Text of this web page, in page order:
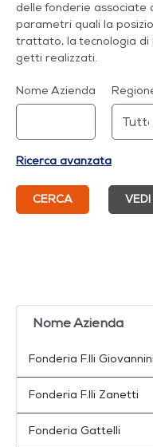
delle fonderie associate
parametri quali la
trattato, la tecnologia di
getti realizzati.
Nome Azienda
Ricerca avanzata
CERCA
Nome Azienda
Fonderia F.lli Giovannini
Fonderia F.lli Zanetti
Fonderia Gattelli